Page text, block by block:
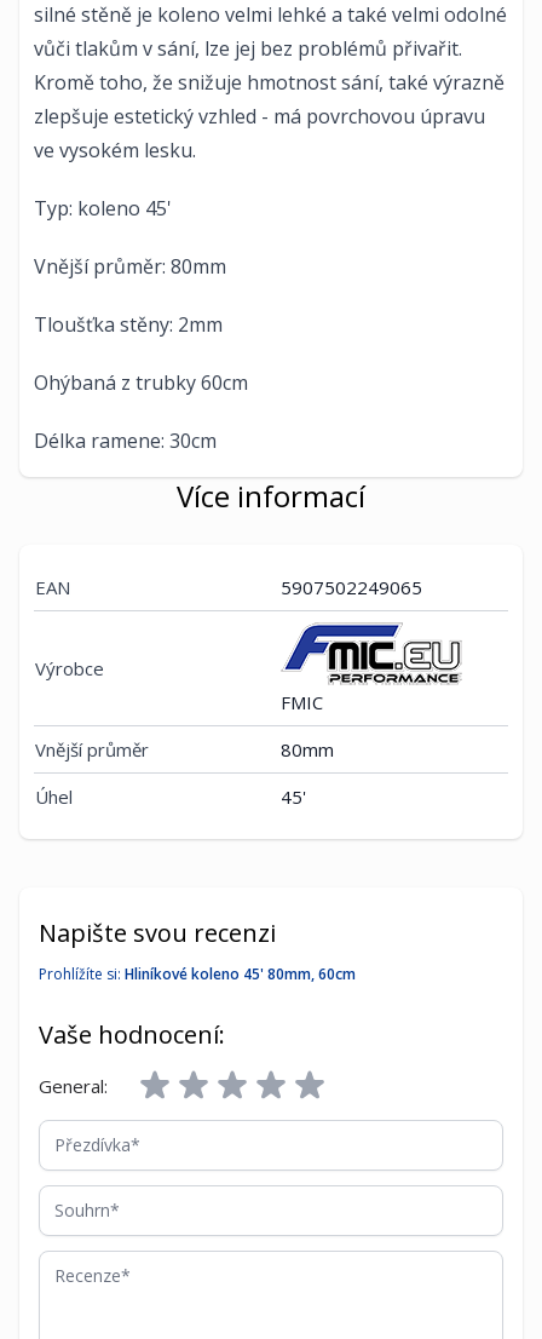
silné stěně je koleno velmi lehké a také velmi odolné
vůči tlakům v sání, lze jej bez problémů přivařit.
Kromě toho, že snižuje hmotnost sání, také výrazně
zlepšuje estetický vzhled - má povrchovou úpravu
ve vysokém lesku.
Typ: koleno 45'
Vnější průměr: 80mm
Tloušťka stěny: 2mm
Ohýbaná z trubky 60cm
Délka ramene: 30cm
Více informací
EAN 5907502249065
Výrobce
FMIC
Vnější průměr
80mm
Úhel
45'
Napište svou recenzi
Prohlížíte si: Hliníkové koleno 45' 80mm, 60cm
Vaše hodnocení:
General:
Přezdívka
Souhrn
Recenze